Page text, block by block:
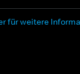
für weitere